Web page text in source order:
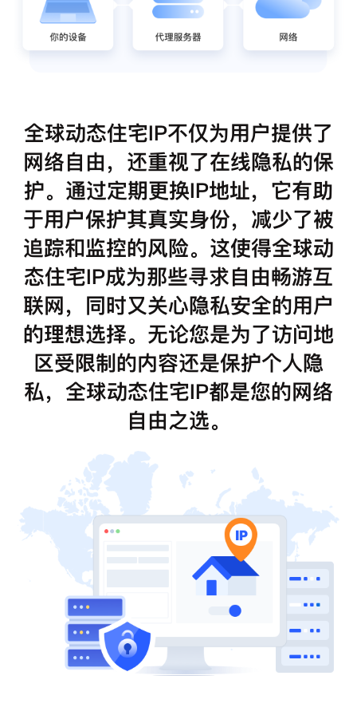
全球动态住宅IP不仅为用户提供了
网络自由，还重视了在线隐私的保
护。通过定期更换IP地址，它有助
于用户保护其真实身份，减少了被
追踪和监控的风险。这使得全球动
态住宅IP成为那些寻求自由畅游互
联网，同时又关心隐私安全的用户
的理想选择。无论您是为了访问地
区受限制的内容还是保护个人隐
私，全球动态住宅IP都是您的网络
自由之选。